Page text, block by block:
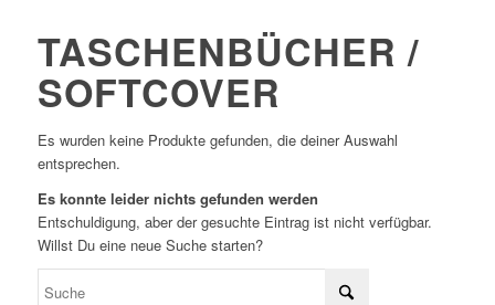
TASCHENBÜCHER /
SOFTCOVER
Es wurden keine Produkte gefunden, die deiner Auswahl
entsprechen.
Es konnte leider nichts gefunden werden
Entschuldigung, aber der gesuchte Eintrag ist nicht verfügbar.
Willst Du eine neue Suche starten?